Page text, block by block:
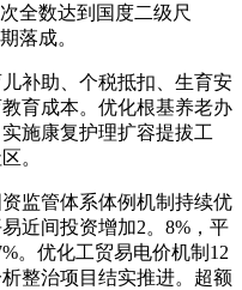
全数达到国度二级尺
落成。
补助、个税抵扣、生育安
育成本。优化根基养老办
施康复护理扩容提拔工
。
监管体系体例机制持续优
近间投资增加2。8%，平
。优化工贸易电价机制12
整治项目结实推进。超额